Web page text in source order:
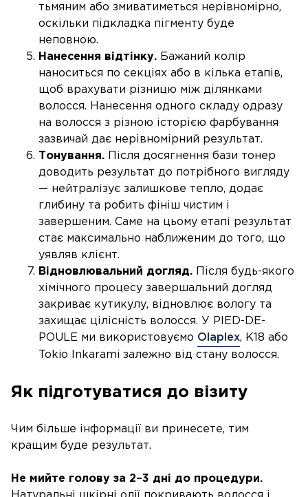
тьмяним або змиватиметься нерівномірно,
оскільки підкладка пігменту буде
неповною.
Нанесення відтінку. Бажаний колір
наноситься по секціях або в кілька етапів,
щоб врахувати різницю між ділянками
волосся. Нанесення одного складу одразу
на волосся з різною історією фарбування
зазвичай дає нерівномірний результат.
Тонування. Після досягнення бази тонер
доводить результат до потрібного вигляду
— нейтралізує залишкове тепло, додає
глибину та робить фініш чистим і
завершеним. Саме на цьому етапі результат
стає максимально наближеним до того, що
уявляв клієнт.
Відновлювальний догляд. Після будь-якого
хімічного процесу завершальний догляд
закриває кутикулу, відновлює вологу та
захищає цілісність волосся. У PIED-DE-
POULE ми використовуємо Olaplex, K18 або
Tokio Inkarami залежно від стану волосся.
Як підготуватися до візиту
Чим більше інформації ви принесете, тим
кращим буде результат.
Не мийте голову за 2–3 дні до процедури.